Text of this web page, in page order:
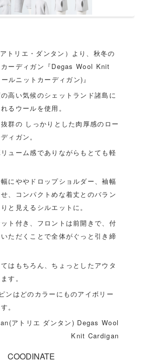
リエ・ダンタン）より、秋冬の
カーディガン『Degas Wool Knit
ルニットカーディガン)』
高い気候のシェットランド諸島に
るウールを使用。
群の しっかりとした肉厚感のロー
ィガン。
ューム感でありながらもとても軽
にややドロップショルダー、袖幅
、コンパクトめな着丈とのバラン
と見えるシルエットに。
ト付き、フロントは前開きで、付
ただくことで全体がぐっと引き締
はもちろん、ちょっとしたアウタ
す。
ンはどのカラーにものアイボリー
。
アトリエ ダンタン) Degas Wool
Knit Cardigan
COODINATE